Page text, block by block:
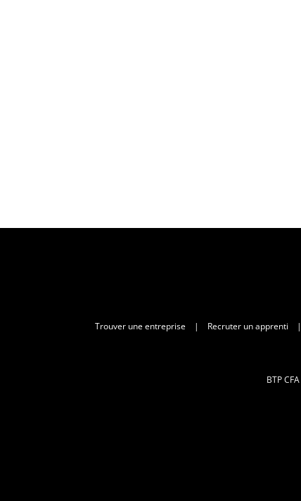
Trouver une entreprise| Recruter un apprenti
BTP